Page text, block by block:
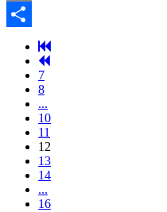
Email
7
8
...
10
11
12
13
14
...
16